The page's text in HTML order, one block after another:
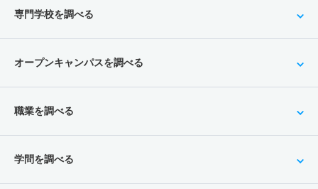
専門学校を調べる
オープンキャンパスを調べる
職業を調べる
学問を調べる